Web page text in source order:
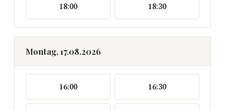
18:00 18:30
Montag, 17.08.2026
16:00 16:30